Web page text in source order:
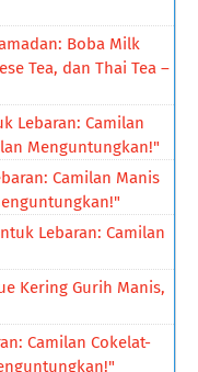
Boba Milk
Tea, dan Thai Tea –
Lebaran: Camilan
Menguntungkan!"
Camilan Manis
Lebaran: Camilan
Kering Gurih Manis,
Camilan Cokelat-